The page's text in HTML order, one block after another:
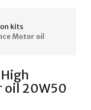
kits
Motor oil
oil 20W50